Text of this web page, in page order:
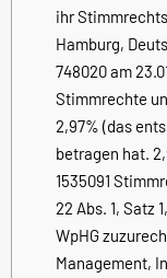
ihr
Hamburg,
748020 am
Stimmrechte
2,97% (das
betragen hat.
1535091
22 Abs. 1, Satz
WpHG
Management,